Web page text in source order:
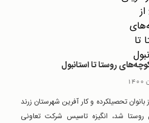
روستا تا استانبول
تحصیلکرده و کار آفرین شهرستان زرند
شد، انگیزه تاسیس شرکت تعاونی